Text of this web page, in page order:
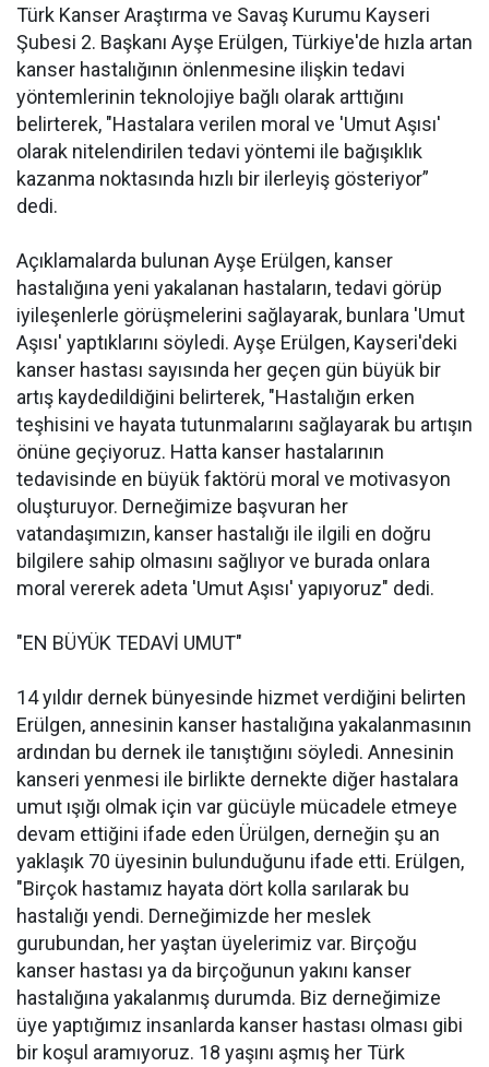
Türk Kanser Araştırma ve Savaş Kurumu Kayseri
Şubesi 2. Başkanı Ayşe Erülgen, Türkiye'de hızla artan
kanser hastalığının önlenmesine ilişkin tedavi
yöntemlerinin teknolojiye bağlı olarak arttığını
belirterek, "Hastalara verilen moral ve 'Umut Aşısı'
olarak nitelendirilen tedavi yöntemi ile bağışıklık
kazanma noktasında hızlı bir ilerleyiş gösteriyor”
dedi.
Açıklamalarda bulunan Ayşe Erülgen, kanser
hastalığına yeni yakalanan hastaların, tedavi görüp
iyileşenlerle görüşmelerini sağlayarak, bunlara 'Umut
Aşısı' yaptıklarını söyledi. Ayşe Erülgen, Kayseri'deki
kanser hastası sayısında her geçen gün büyük bir
artış kaydedildiğini belirterek, "Hastalığın erken
teşhisini ve hayata tutunmalarını sağlayarak bu artışın
önüne geçiyoruz. Hatta kanser hastalarının
tedavisinde en büyük faktörü moral ve motivasyon
oluşturuyor. Derneğimize başvuran her
vatandaşımızın, kanser hastalığı ile ilgili en doğru
bilgilere sahip olmasını sağlıyor ve burada onlara
moral vererek adeta 'Umut Aşısı' yapıyoruz" dedi.
"EN BÜYÜK TEDAVİ UMUT"
14 yıldır dernek bünyesinde hizmet verdiğini belirten
Erülgen, annesinin kanser hastalığına yakalanmasının
ardından bu dernek ile tanıştığını söyledi. Annesinin
kanseri yenmesi ile birlikte dernekte diğer hastalara
umut ışığı olmak için var gücüyle mücadele etmeye
devam ettiğini ifade eden Ürülgen, derneğin şu an
yaklaşık 70 üyesinin bulunduğunu ifade etti. Erülgen,
"Birçok hastamız hayata dört kolla sarılarak bu
hastalığı yendi. Derneğimizde her meslek
gurubundan, her yaştan üyelerimiz var. Birçoğu
kanser hastası ya da birçoğunun yakını kanser
hastalığına yakalanmış durumda. Biz derneğimize
üye yaptığımız insanlarda kanser hastası olması gibi
bir koşul aramıyoruz. 18 yaşını aşmış her Türk